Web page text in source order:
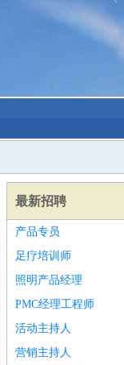
最新招聘
产品专员
足疗培训师
照明产品经理
PMC经理工程师
活动主持人
营销主持人